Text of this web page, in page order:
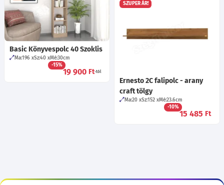
Basic Könyvespolc 40 Szoklis
Ma:196 Sz:40 Mé:30cm
-15%
19 900 Ft-tól
SZUPER ÁR!
Ernesto 2C falipolc - arany
craft tölgy
Ma:20 Sz:152 Mé:23.6cm
-10%
15 485 Ft